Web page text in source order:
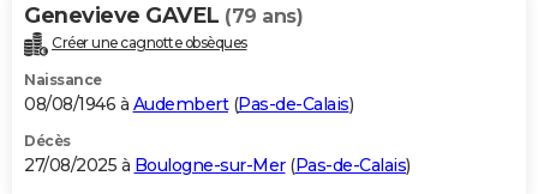
Genevieve GAVEL (79 ans)
Créer une cagnotte obsèques
Naissance
08/08/1946 à Audembert(Pas-de-Calais)
Décès
27/08/2025 à Boulogne-sur-Mer(Pas-de-Calais)